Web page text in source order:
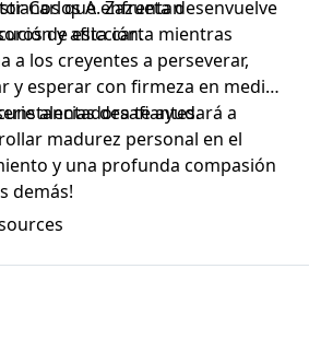
que enfrentan
y aflicción.
Carlos A. Zazueta desenvuelve
de esta carta mientras
a los creyentes a perseverar,
y esperar con firmeza en medio
desafiantes.
alentadora te ayudará a
madurez personal en el
y una profunda compasión
demás!